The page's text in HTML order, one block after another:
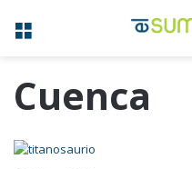
Menú
Cuenca